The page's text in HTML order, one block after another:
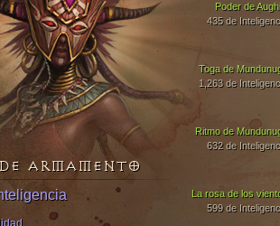
Toga de
1,263 de
Ritmo de
632 de
Poder de
435 de
La rosa de los
599 de
ARMAMENTO